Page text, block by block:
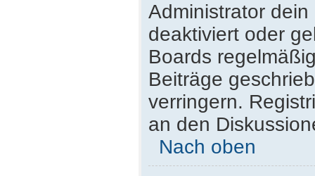
Administrator
deaktiviert oder
Boards
Beiträge
verringern.
an den
Nach oben